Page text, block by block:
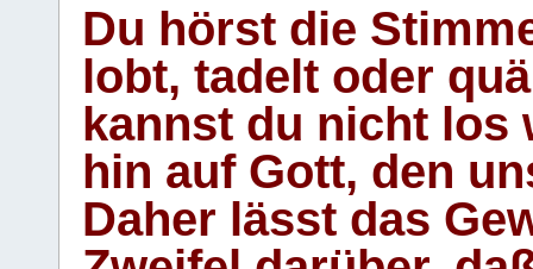
Du hörst die
lobt, tadelt oder
kannst du nicht los
hin auf Gott, den
Daher lässt das